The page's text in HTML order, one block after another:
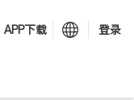
APP下载 登录